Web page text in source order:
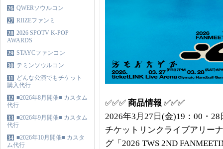
26 QWERソウルコン
27 RIIZEファンミ
28 2026 SPOTV K-POP
AWARDS
29 STAYCファンコン
30 テミンソウルコン
31 どんな公演でもチケット
購入代行
32 ■2026年8月開催■ カスタム
代行
33 ■2026年9月開催■ カスタム
代行
34 ■2026年10月開催■ カスタ
ム代行
✅✅✅ 商品情報 ✅✅✅
2026年3月27日(金)19：00・
チケットリンクライブアリー
グ「2026 TWS 2ND